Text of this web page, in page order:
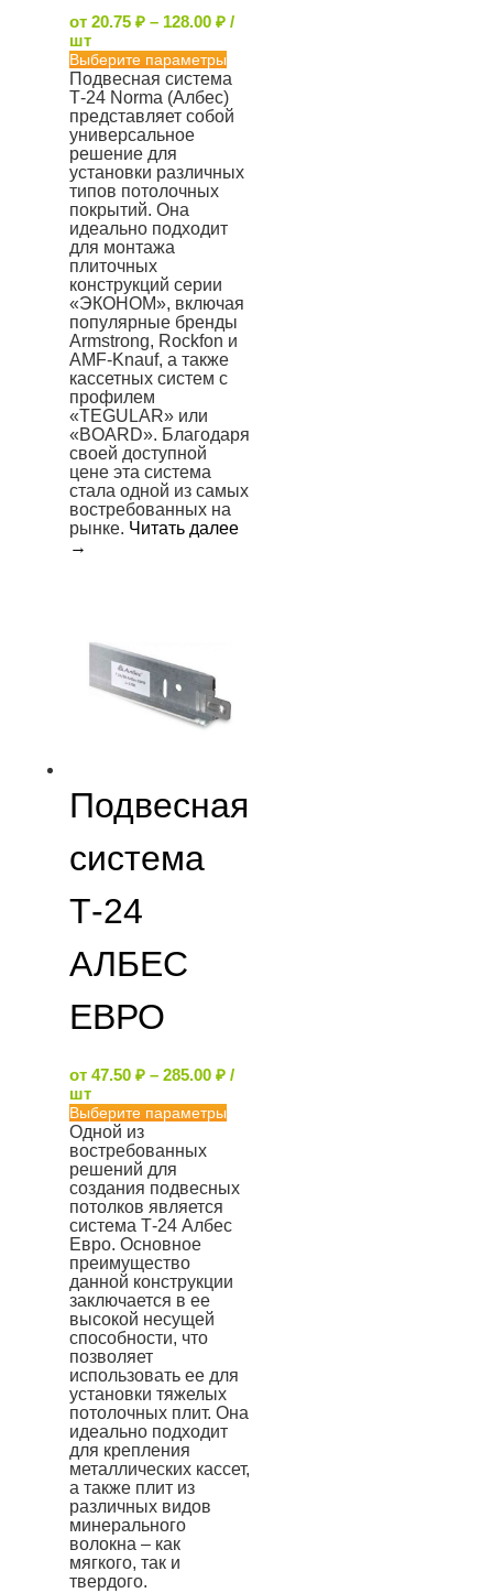
от 20.75 ₽ – 128.00 ₽ /
шт
Выберите параметры
Подвесная система
Т-24 Norma (Албес)
представляет собой
универсальное
решение для
установки различных
типов потолочных
покрытий. Она
идеально подходит
для монтажа
плиточных
конструкций серии
«ЭКОНОМ», включая
популярные бренды
Armstrong, Rockfon и
AMF-Knauf, а также
кассетных систем с
профилем
«TEGULAR» или
«BOARD». Благодаря
своей доступной
цене эта система
стала одной из самых
востребованных на
рынке. Читать далее
→
Подвесная
система
Т-24
АЛБЕС
ЕВРО
от 47.50 ₽ – 285.00 ₽ /
шт
Выберите параметры
Одной из
востребованных
решений для
создания подвесных
потолков является
система Т-24 Албес
Евро. Основное
преимущество
данной конструкции
заключается в ее
высокой несущей
способности, что
позволяет
использовать ее для
установки тяжелых
потолочных плит. Она
идеально подходит
для крепления
металлических кассет,
а также плит из
различных видов
минерального
волокна – как
мягкого, так и
твердого.